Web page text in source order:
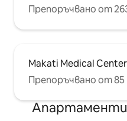
Препоръчвано от
Makati Medical Center
Препоръчвано от
Апартаменти